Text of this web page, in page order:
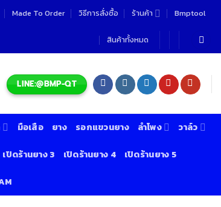
Made To Order วิธีการสั่งซื้อ ร้านค้า Bmptool
สินค้าทั้งหมด
LINE:@BMP-QT
มือเสือ ยาง รอกแขวนยาง ลำโพง วาล์ว
เปิดร้านยาง 3 เปิดร้านยาง 4 เปิดร้านยาง 5